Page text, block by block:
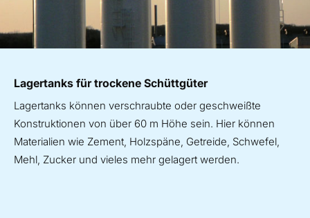
Lagertanks für trockene Schüttgüter
Lagertanks können verschraubte oder geschweißte
Konstruktionen von über 60 m Höhe sein. Hier können
Materialien wie Zement, Holzspäne, Getreide, Schwefel,
Mehl, Zucker und vieles mehr gelagert werden.